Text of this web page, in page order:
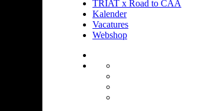
TRIAT x Road to CAA
Kalender
Vacatures
Webshop